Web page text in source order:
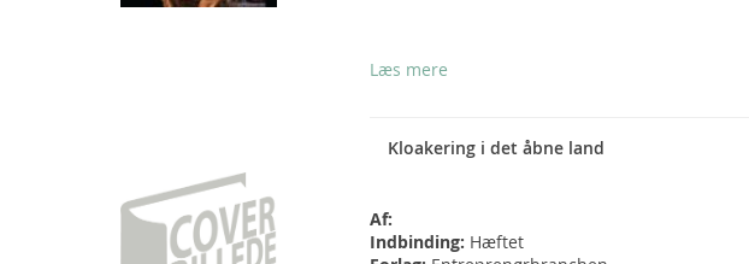
Læs mere
Kloakering i det åbne land
Af:
Indbinding: Hæftet